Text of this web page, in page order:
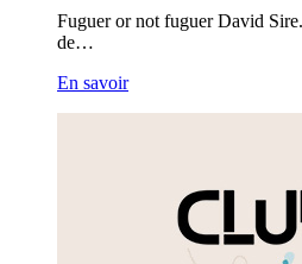
Fuguer or not fuguer David
de…
En savoir